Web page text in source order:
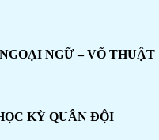
NGỮ – VÕ THUẬT
KỲ QUÂN ĐỘI